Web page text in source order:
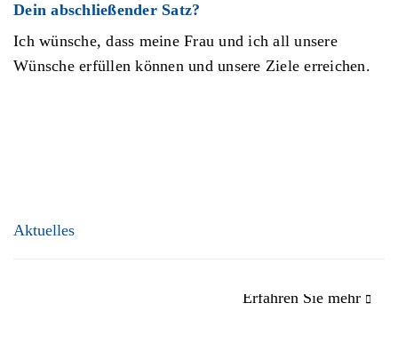
Dein abschließender Satz?
Ich wünsche, dass meine Frau und ich all unsere
Wünsche erfüllen können und unsere Ziele erreichen.
Aktuelles
Erfahren Sie mehr